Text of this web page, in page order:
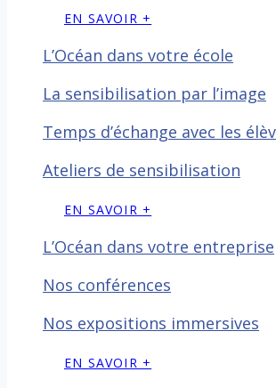
EN SAVOIR +
L’Océan dans votre école
La sensibilisation par l’image
Temps d’échange avec les
Ateliers de sensibilisation
EN SAVOIR +
L’Océan dans votre entreprise
Nos conférences
Nos expositions immersives
EN SAVOIR +